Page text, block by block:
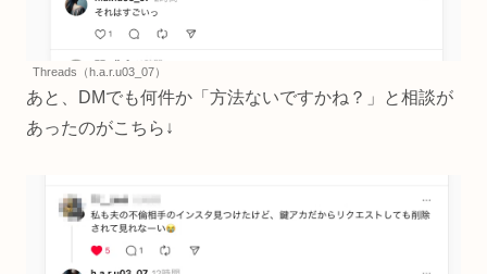
Threads（h.a.r.u03_07）
あと、DMでも何件か「方法ないですかね？」と相談が
あったのがこちら↓